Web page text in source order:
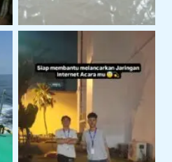
Penggunaan Starlink
Untuk Kegiatan